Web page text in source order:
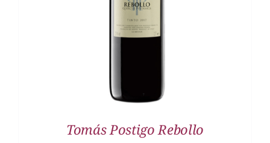
Tomás Postigo Rebollo